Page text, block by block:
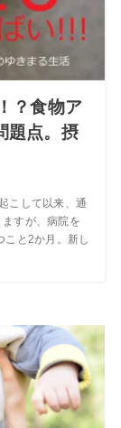
？食物ア
題点。摂
こして以来、通
すが、病院を
こと2か月。新し